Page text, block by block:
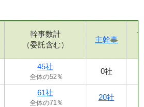
幹事数計
（委託含む）
主幹事
45社
全体の52％
0社
61社
全体の71％
20社